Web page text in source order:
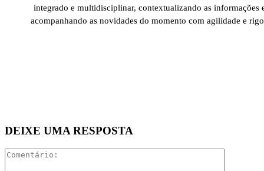
integrado e multidisciplinar, contextualizando as informações
acompanhando as novidades do momento com agilidade e
DEIXE UMA RESPOSTA